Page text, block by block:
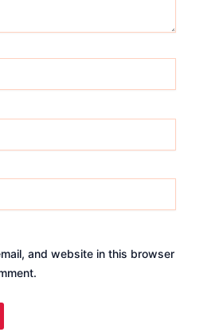
and website in this browser